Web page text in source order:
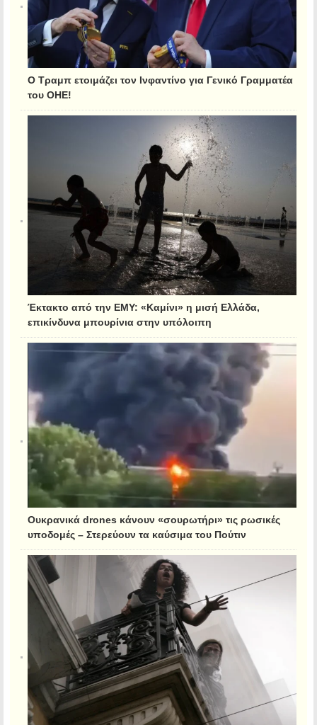
Ο Τραμπ ετοιμάζει τον Ινφαντίνο για Γενικό Γραμματέα
του ΟΗΕ!
Έκτακτο από την ΕΜΥ: «Καμίνι» η μισή Ελλάδα,
επικίνδυνα μπουρίνια στην υπόλοιπη
Ουκρανικά drones κάνουν «σουρωτήρι» τις ρωσικές
υποδομές – Στερεύουν τα καύσιμα του Πούτιν